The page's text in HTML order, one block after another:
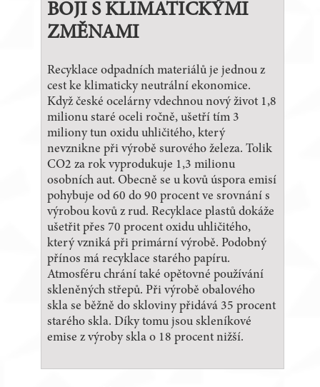
BOJI S KLIMATICKÝMI
ZMĚNAMI
Recyklace odpadních materiálů je jednou z
cest ke klimaticky neutrální ekonomice.
Když české ocelárny vdechnou nový život 1,8
milionu staré oceli ročně, ušetří tím 3
miliony tun oxidu uhličitého, který
nevznikne při výrobě surového železa. Tolik
CO2 za rok vyprodukuje 1,3 milionu
osobních aut. Obecně se u kovů úspora emisí
pohybuje od 60 do 90 procent ve srovnání s
výrobou kovů z rud. Recyklace plastů dokáže
ušetřit přes 70 procent oxidu uhličitého,
který vzniká při primární výrobě. Podobný
přínos má recyklace starého papíru.
Atmosféru chrání také opětovné používání
skleněných střepů. Při výrobě obalového
skla se běžně do skloviny přidává 35 procent
starého skla. Díky tomu jsou skleníkové
emise z výroby skla o 18 procent nižší.